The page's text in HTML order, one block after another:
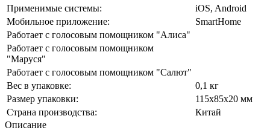
Применимые системы:
iOS, Android
Мобильное приложение:
SmartHome
Работает с голосовым помощником "Алиса"
Работает с голосовым помощником
"Маруся"
Работает с голосовым помощником "Салют"
Вес в упаковке:
0,1 кг
Размер упаковки:
115х85х20 мм
Страна производства:
Китай
Описание